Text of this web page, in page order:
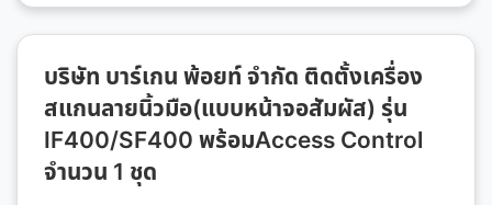
บริษัท บาร์เกน พ้อยท์ จำกัด ติดตั้งเครื่อง
สแกนลายนิ้วมือ(แบบหน้าจอสัมผัส) รุ่น
IF400/SF400 พร้อมAccess Control
จำนวน 1 ชุด